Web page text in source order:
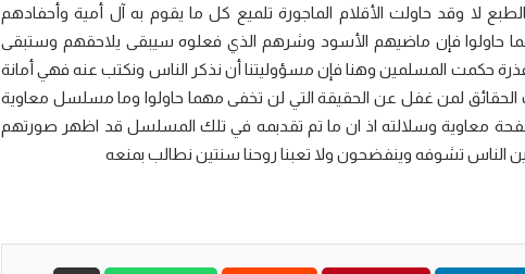
لا وقد حاولت الأقلام الماجورة تلميع كل ما يقوم به آل أمية وأحفادهم
حاولوا فإن ماضيهم الأسود وشرهم الذي فعلوه سيبقى يلاحقهم وستبقى
قذرة حكمت المسلمين وهنا فإن مسؤوليتنا أن نذكر الناس ونكتب عنه فهي أمانة
لمن غفل عن الحقيقة التي لن تخفى مهما حاولوا وما مسلسل معاوية
معاوية وسلالته اذ ان ما تم تقدبمه في تلك المسلسل قد اظهر صورتهم
الناس تشوفه وينفضحون ولا تعبنا روحنا سنتين نطالب بمنعه